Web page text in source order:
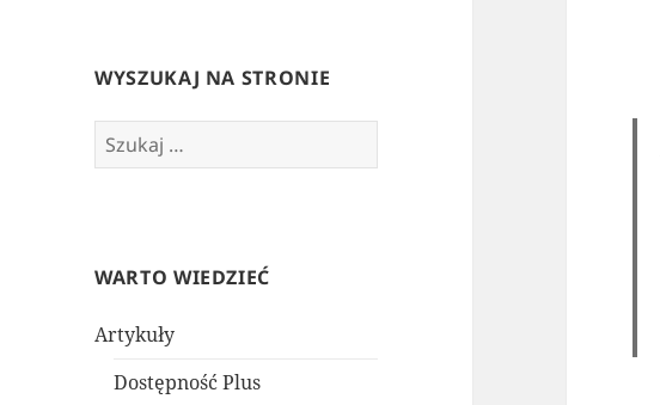
WYSZUKAJ NA STRONIE
Szukaj:
WARTO WIEDZIEĆ
Artykuły
Dostępność Plus